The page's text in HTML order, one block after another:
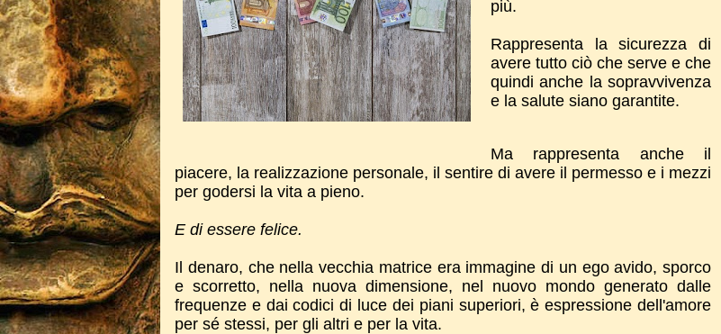
più.
Rappresenta la sicurezza di
avere tutto ciò che serve e che
quindi anche la sopravvivenza
e la salute siano garantite.
Ma rappresenta anche il
piacere, la realizzazione personale, il sentire di avere il permesso e i mezzi
per godersi la vita a pieno.
E di essere felice.
Il denaro, che nella vecchia matrice era immagine di un ego avido, sporco
e scorretto, nella nuova dimensione, nel nuovo mondo generato dalle
frequenze e dai codici di luce dei piani superiori, è espressione dell'amore
per sé stessi, per gli altri e per la vita.